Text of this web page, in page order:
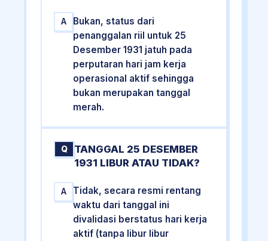
A
Bukan, status dari
penanggalan riil untuk 25
Desember 1931 jatuh pada
perputaran hari jam kerja
operasional aktif sehingga
bukan merupakan tanggal
merah.
Q
TANGGAL 25 DESEMBER
1931 LIBUR ATAU TIDAK?
A
Tidak, secara resmi rentang
waktu dari tanggal ini
divalidasi berstatus hari kerja
aktif (tanpa libur libur